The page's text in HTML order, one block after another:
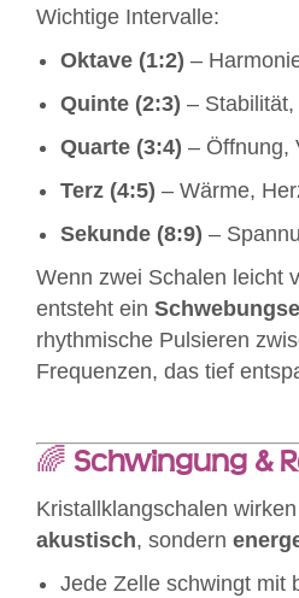
Wichtige Intervalle:
Oktave (1:2) –
Quinte (2:3) –
Quarte (3:4) – Öffnung,
Terz (4:5) – Wärme,
Sekunde (8:9) –
Wenn zwei Schalen leicht
entsteht ein
rhythmische Pulsieren
Frequenzen, das tief
🌈 Schwingung &
Kristallklangschalen wirken
akustisch, sondern
Jede Zelle schwingt mit